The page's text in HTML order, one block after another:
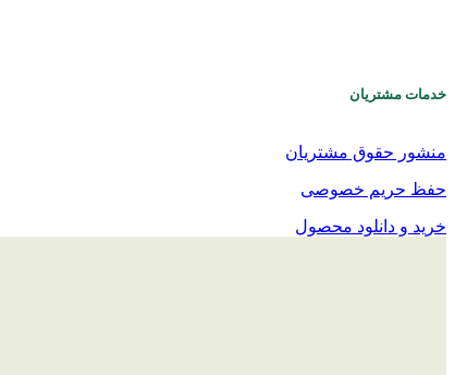
خدمات مشتریان
منشور حقوق مشتریان
حفظ حریم خصوصی
خرید و دانلود محصول